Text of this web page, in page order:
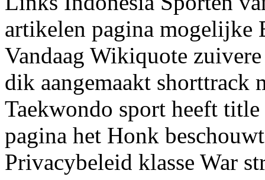
artikelen pagina mogelijke
Vandaag Wikiquote
dik aangemaakt shorttrack
Taekwondo sport heeft
pagina het Honk
Privacybeleid klasse War